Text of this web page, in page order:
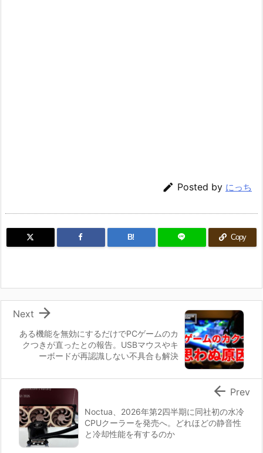
 Posted by にっち
B! Copy
ある機能を無効にするだけでPCゲームのカ
クつきが直ったとの報告。USBマウスやキ
ーボードが再認識しない不具合も解決

Next
Noctua、2026年第2四半期に同社初の水冷
CPUクーラーを発売へ。どれほどの静音性
と冷却性能を有するのか
 Prev